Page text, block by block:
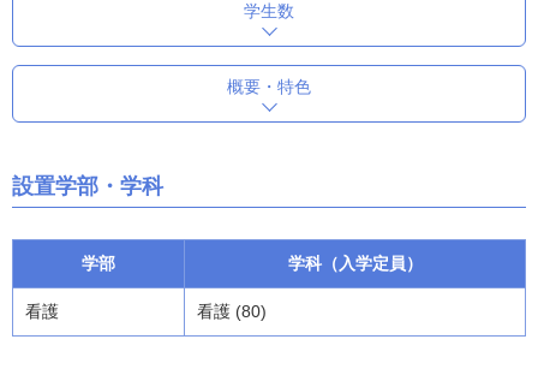
学生数
概要・特色
設置学部・学科
学部 学科（入学定員）
看護 看護 (80)